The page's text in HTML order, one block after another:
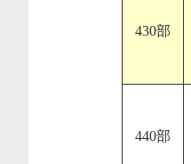
430部
440部